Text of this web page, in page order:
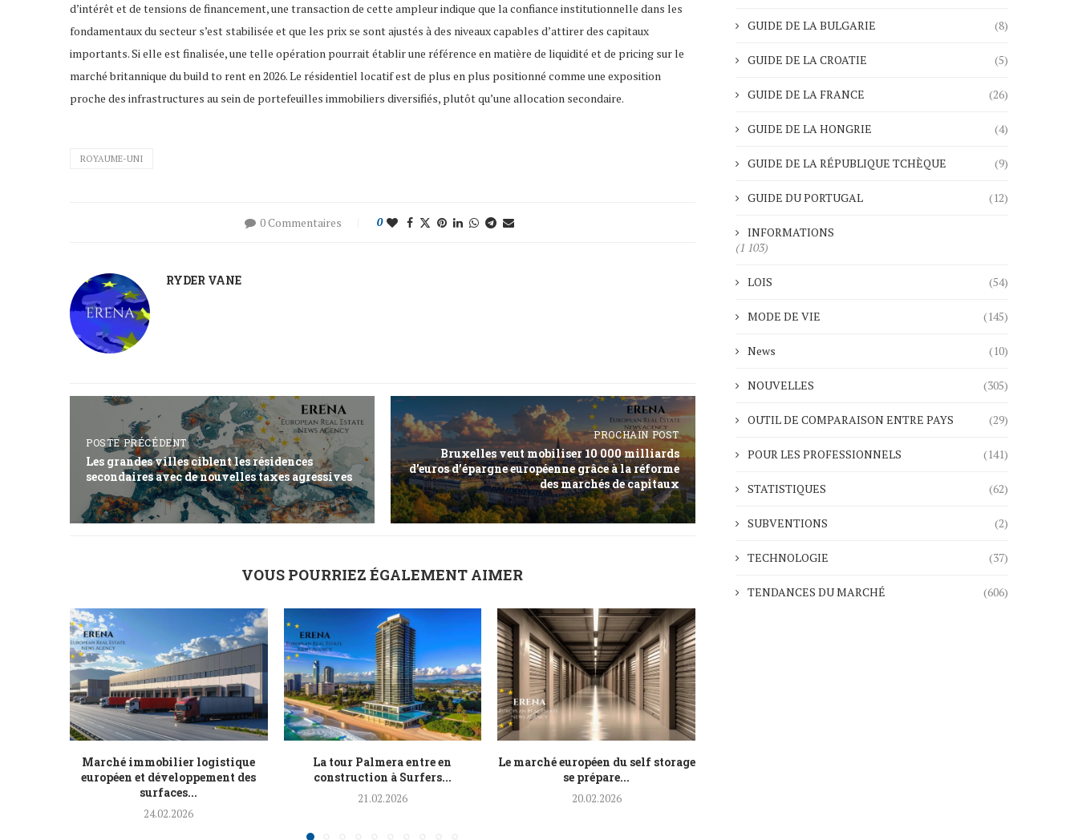
d’intérêt et de tensions de financement, une transaction de cette ampleur indique que la confiance institutionnelle dans les
fondamentaux du secteur s’est stabilisée et que les prix se sont ajustés à des niveaux capables d’attirer des capitaux
importants. Si elle est finalisée, une telle opération pourrait établir une référence en matière de liquidité et de pricing sur le
marché britannique du build to rent en 2026. Le résidentiel locatif est de plus en plus positionné comme une exposition
proche des infrastructures au sein de portefeuilles immobiliers diversifiés, plutôt qu’une allocation secondaire.
ROYAUME-UNI
0 Commentaires 0
RYDER VANE
POSTE PRÉCÉDENT
Les grandes villes ciblent les résidences
secondaires avec de nouvelles taxes agressives
PROCHAIN POST
Bruxelles veut mobiliser 10 000 milliards
d’euros d’épargne européenne grâce à la réforme
des marchés de capitaux
VOUS POURRIEZ ÉGALEMENT AIMER
Marché immobilier logistique
européen et développement des
surfaces...
24.02.2026
La tour Palmera entre en
construction à Surfers...
21.02.2026
Le marché européen du self storage
se prépare...
20.02.2026
GUIDE DE LA BULGARIE (8)
GUIDE DE LA CROATIE (5)
GUIDE DE LA FRANCE (26)
GUIDE DE LA HONGRIE (4)
GUIDE DE LA RÉPUBLIQUE TCHÈQUE (9)
GUIDE DU PORTUGAL (12)
INFORMATIONS
(1 103)
LOIS (54)
MODE DE VIE (145)
News (10)
NOUVELLES (305)
OUTIL DE COMPARAISON ENTRE PAYS (29)
POUR LES PROFESSIONNELS (141)
STATISTIQUES (62)
SUBVENTIONS (2)
TECHNOLOGIE (37)
TENDANCES DU MARCHÉ (606)